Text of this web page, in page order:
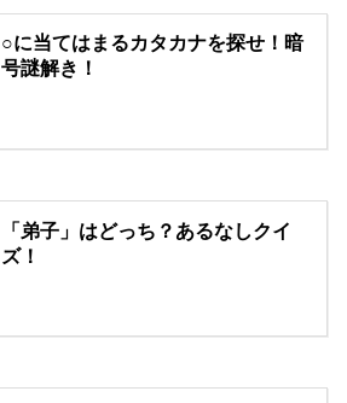
○に当てはまるカタカナを探せ！暗
号謎解き！
「弟子」はどっち？あるなしクイ
ズ！